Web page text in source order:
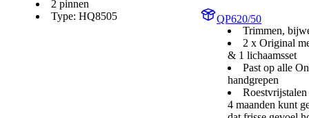
2 pinnen
Type: HQ8505
QP620/50
Trimmen,
2 x Original
& 1 lichaamsset
Past op alle
handgrepen
4 maanden kunt